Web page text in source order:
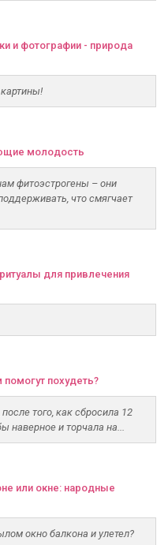
и фотографии - природа
молодость
фитоэстрогены – они
что смягчает
для привлечения
похудеть?
того, как сбросила 12
наверное и торчала на...
или окне: народные
окно балкона и улетел?